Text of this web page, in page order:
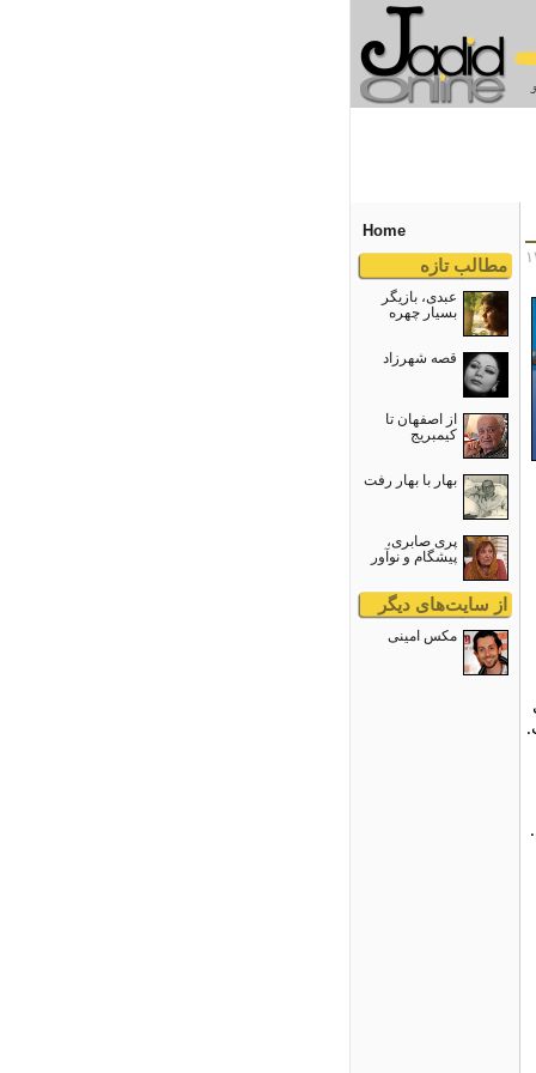
Home
مطالب تازه
عبدی، بازیگر
بسیار چهره
قصه شهرزاد
از اصفهان تا
کیمبریج
بهار با بهار رفت
پری صابری،
پیشگام و نوآور
از سایت‌های دیگر
مکس امینی